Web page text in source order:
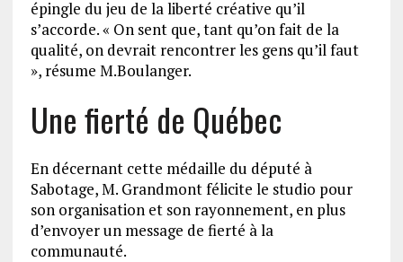
épingle du jeu de la liberté créative qu’il
s’accorde. « On sent que, tant qu’on fait de la
qualité, on devrait rencontrer les gens qu’il faut
», résume M.Boulanger.
Une fierté de Québec
En décernant cette médaille du député à
Sabotage, M. Grandmont félicite le studio pour
son organisation et son rayonnement, en plus
d’envoyer un message de fierté à la
communauté.